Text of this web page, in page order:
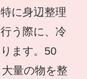
に身辺整理
う際に、冷
ます。50
量の物を整